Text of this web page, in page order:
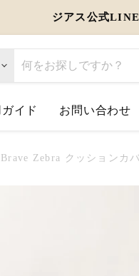
ジアス公式
イド お問い合わせ
りがとう」を伝えるギ
Zebra クッションカ